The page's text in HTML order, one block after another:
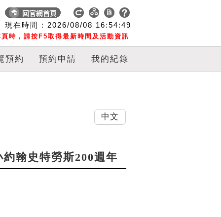
現在時間 : 2026/08/08 16:54:50
時，請按F5取得最新時間及活動資訊
預約 預約申請 我的紀錄
翰史特勞斯200週年